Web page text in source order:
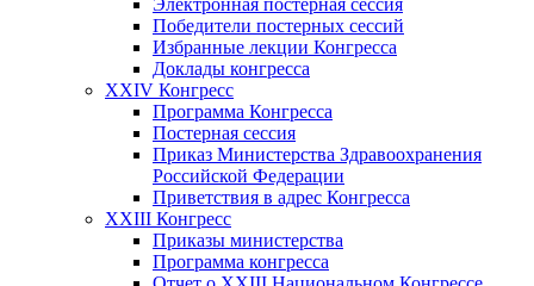
Электронная постерная сессия
Победители постерных сессий
Избранные лекции Конгресса
Доклады конгресса
XXIV Конгресс
Программа Конгресса
Постерная сессия
Приказ Министерства Здравоохранения
Российской Федерации
Приветствия в адрес Конгресса
XXIII Конгресс
Приказы министерства
Программа конгресса